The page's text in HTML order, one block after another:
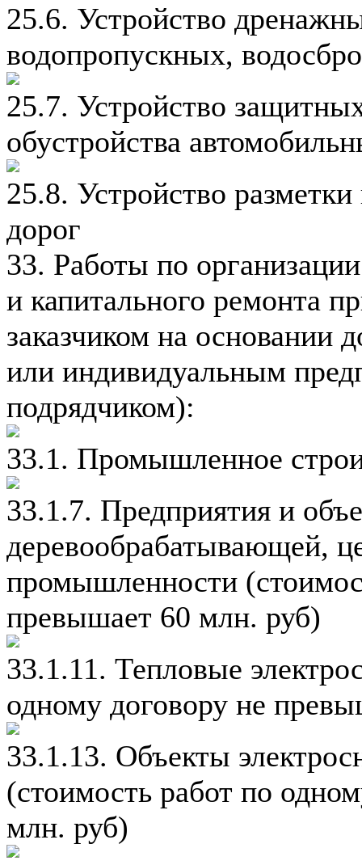
25.6. Устройство
водопропускных,
25.7. Устройство
обустройства
25.8. Устройство
дорог
33. Работы по
и капитального ремонта
заказчиком на основании
или индивидуальным
подрядчиком):
33.1. Промышленное
33.1.7. Предприятия и
деревообрабатывающей,
промышленности
превышает 60 млн. руб)
33.1.11. Тепловые
одному договору не
33.1.13. Объекты
(стоимость работ по
млн. руб)